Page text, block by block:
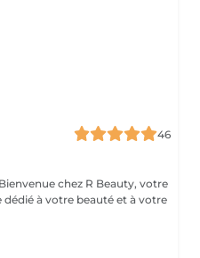
46
à votre beauté et à votre